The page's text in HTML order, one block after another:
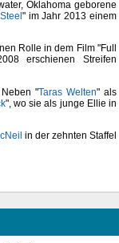
Oklahoma geborene
" im Jahr 2013 einem
Rolle in dem Film "Full
erschienen Streifen
"Taras Welten" als
", wo sie als junge Ellie in
in der zehnten Staffel